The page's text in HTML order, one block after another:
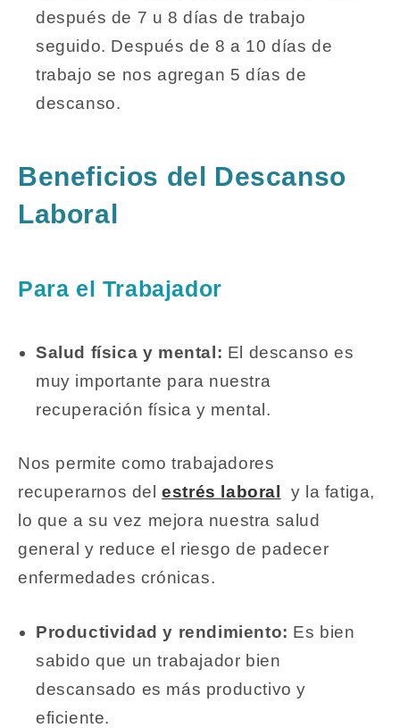
después de 7 u 8 días de trabajo
seguido. Después de 8 a 10 días de
trabajo se nos agregan 5 días de
descanso.
Beneficios del Descanso
Laboral
Para el Trabajador
Salud física y mental: El descanso es
muy importante para nuestra
recuperación física y mental.
Nos permite como trabajadores
recuperarnos delestrés laboral
y la fatiga,
lo que a su vez mejora nuestra salud
general y reduce el riesgo de padecer
enfermedades crónicas.
Productividad y rendimiento: Es bien
sabido que un trabajador bien
descansado es más productivo y
eficiente.